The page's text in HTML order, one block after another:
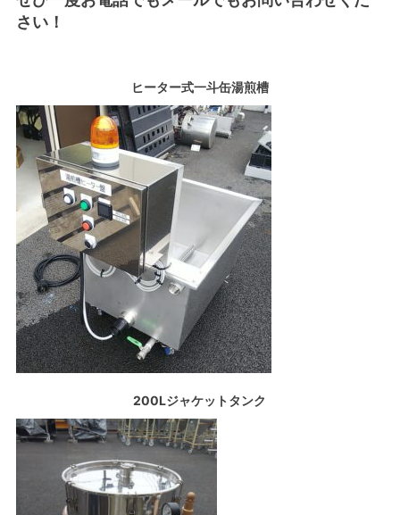
さい！
ヒーター式一斗缶湯煎槽
200Lジャケットタンク